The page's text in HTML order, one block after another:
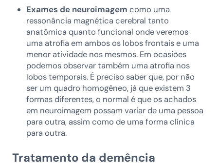
Exames de neuroimagem como uma
ressonância magnética cerebral tanto
anatômica quanto funcional onde veremos
uma atrofia em ambos os lobos frontais e uma
menor atividade nos mesmos. Em ocasiões
podemos observar também uma atrofia nos
lobos temporais. É preciso saber que, por não
ser um quadro homogêneo, já que existem 3
formas diferentes, o normal é que os achados
em neuroimagem possam variar de uma pessoa
para outra, assim como de uma forma clínica
para outra.
Tratamento da demência